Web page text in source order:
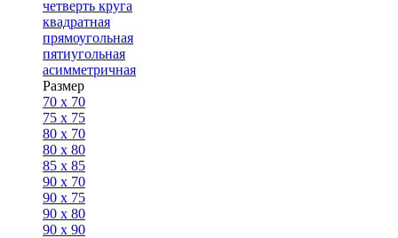
четверть круга
квадратная
прямоугольная
пятиугольная
асимметричная
Размер
70 x 70
75 x 75
80 x 70
80 x 80
85 x 85
90 x 70
90 x 75
90 x 80
90 x 90